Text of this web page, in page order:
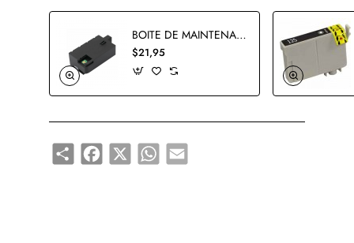
BOITE DE MAINTENANCE EPSON T3661 COMPATIBLE
$21,95
Share Facebook
X WhatsApp
Email